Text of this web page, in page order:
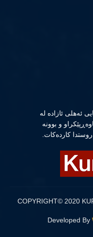
ئەهلی ئازادە لە
و بوونە
كاردەكات.
COPYRIGHT© 2020
Developed By